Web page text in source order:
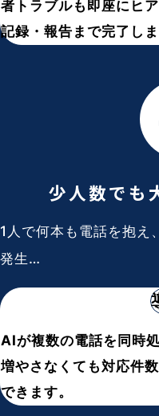
者トラブルも即座にヒア
記録・報告まで完了しま
少人数でも
1人で何本も電話を抱え
発生…
AIが複数の電話を同時
増やさなくても対応件
できます。